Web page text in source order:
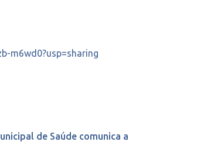
m6wd0?usp=sharing
de Saúde comunica a